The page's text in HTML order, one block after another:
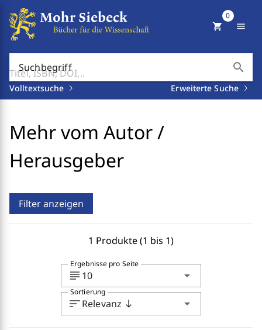
Suchbegriff search
Volltextsuche Erweiterte Suche
shopping_cart
0
menu
Mehr vom Autor /
Herausgeber
Filter anzeigen
1 Produkte (1 bis 1)
subject 10 arrow_drop_down
Ergebnisse pro Seite
sortRelevanz south arrow_drop_down
Sortierung